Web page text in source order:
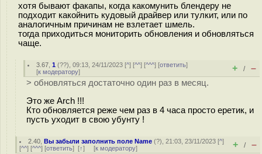
хотя бывают факапы, когда какомунить блендеру не
подходит какойнить кудовый драйвер или тулкит, или по
аналогичным причинам не взлетает шмель.
тогда приходиться мониторить обновления и обновляться
чаще.
3.67 ,1 (??), 09:13, 24/11/2023 [^] [^^] [^^^] [ответить]
[к модератору] + / –
> обновляться достаточно один раз в месяц.
Это же Arch !!!
Кто обновляется реже чем раз в 4 часа просто еретик, и
пусть уходит в свою убунту !
2.40 ,Вы забыли заполнить поле Name (?), 21:03, 23/11/2023 [^]
[^^] [^^^] [ответить] [↑] [к модератору] + / –